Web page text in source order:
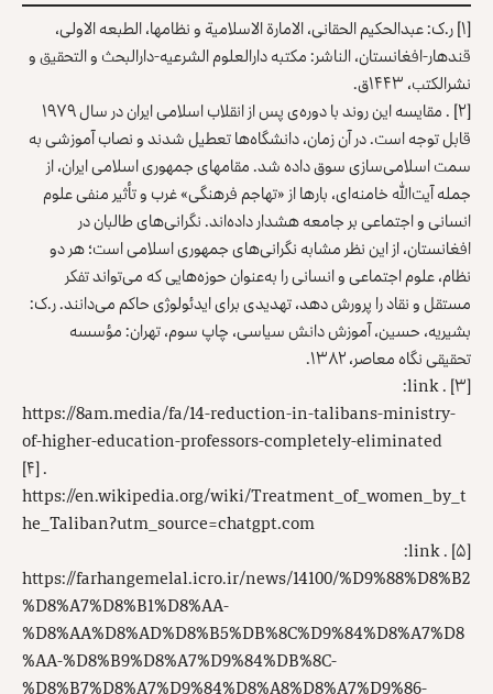
[۱] ر.ک: عبدالحکیم الحقانی، الامارة الاسلامیة و نظامها، الطبعه الاولی،
قندهار-افغانستان، الناشر: مکتبه دارالعلوم الشرعیه-دارالبحث و التحقیق و
نشرالکتب، ۱۴۴۳ق.
[۲]
. مقایسه این روند با دوره‌ی پس از انقلاب اسلامی ایران در سال ۱۹۷۹
قابل توجه است. در آن زمان، دانشگاه‌ها تعطیل شدند و نصاب آموزشی به
سمت اسلامی‌سازی سوق داده شد. مقام‎های جمهوری اسلامی ایران، از
جمله آیت‌الله خامنه‌ای، بارها از «تهاجم فرهنگی» غرب و تأثیر منفی علوم
انسانی و اجتماعی بر جامعه هشدار داده‌اند. نگرانی‌های طالبان در
افغانستان، از این نظر مشابه نگرانی‌های جمهوری اسلامی است؛ هر دو
نظام، علوم اجتماعی و انسانی را به‌عنوان حوزه‌هایی که می‌تواند تفکر
مستقل و نقاد را پرورش دهد، تهدیدی برای ایدئولوژی حاکم می‌دانند. ر.ک:
بشیریه، حسین، آموزش دانش سیاسی، چاپ سوم، تهران: مؤسسه
تحقیقی نگاه معاصر، ۱۳۸۲.
[۳]
. link:
https://8am.media/fa/14-reduction-in-talibans-ministry-
of-higher-education-professors-completely-eliminated
[۴].
https://en.wikipedia.org/wiki/Treatment_of_women_by_t
he_Taliban?utm_source=chatgpt.com
[۵]
. link:
https://farhangemelal.icro.ir/news/14100/%D9%88%D8%B2
%D8%A7%D8%B1%D8%AA-
%D8%AA%D8%AD%D8%B5%DB%8C%D9%84%D8%A7%D8
%AA-%D8%B9%D8%A7%D9%84%DB%8C-